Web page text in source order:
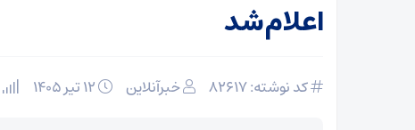
اعلام شد
کد نوشته: 82617 خبرآنلاین